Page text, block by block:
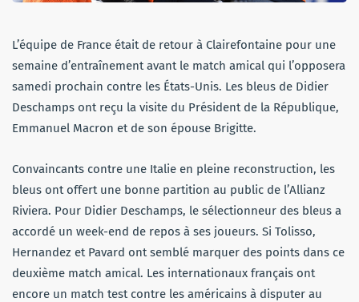
L’équipe de France était de retour à Clairefontaine pour une
semaine d’entraînement avant le match amical qui l’opposera
samedi prochain contre les États-Unis. Les bleus de Didier
Deschamps ont reçu la visite du Président de la République,
Emmanuel Macron et de son épouse Brigitte.
Convaincants contre une Italie en pleine reconstruction, les
bleus ont offert une bonne partition au public de l’Allianz
Riviera. Pour Didier Deschamps, le sélectionneur des bleus a
accordé un week-end de repos à ses joueurs. Si Tolisso,
Hernandez et Pavard ont semblé marquer des points dans ce
deuxième match amical. Les internationaux français ont
encore un match test contre les américains à disputer au